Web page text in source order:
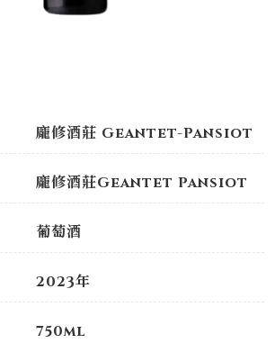
龐修酒莊 Geantet-Pansiot
龐修酒莊Geantet Pansiot
葡萄酒
2023年
750ml